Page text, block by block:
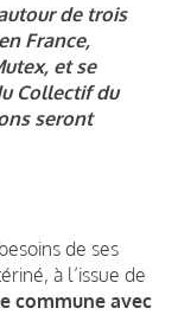
de trois
France,
et se
Collectif du
seront
de ses
à l’issue de
commune avec